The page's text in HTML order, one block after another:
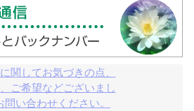
関してお気づきの点、
ご希望などございまし
問い合わせください。